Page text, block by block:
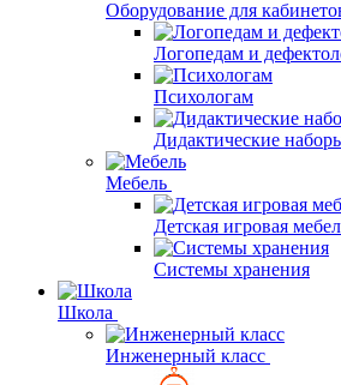
Оборудование для
Логопедам и
Психологам
Дидактические
Мебель
Детская игровая
Системы хранения
Школа
Инженерный класс